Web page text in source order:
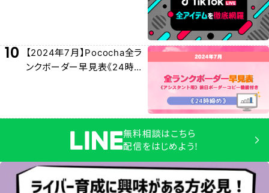
10
【2024年7月】Pococha全ラ
ンクボーダー早見表《24時締
無料相談はこちら
配信をはじめよう！